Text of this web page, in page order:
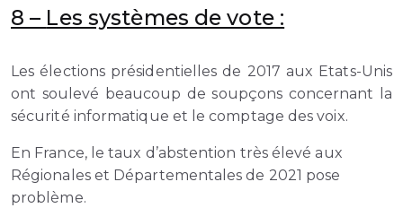
8 – Les systèmes de vote :
Les élections présidentielles de 2017 aux Etats-Unis
ont soulevé beaucoup de soupçons concernant la
sécurité informatique et le comptage des voix.
En France, le taux d’abstention très élevé aux
Régionales et Départementales de 2021 pose
problème.